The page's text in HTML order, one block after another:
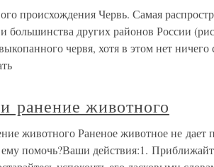
происхождения Червь. Самая
большинства других районов России
червя, хотя в этом нет
ранение животного
животного Раненое животное не дает
помочь?Ваши действия:1.